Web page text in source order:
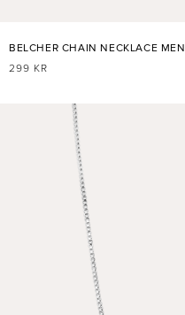
BELCHER CHAIN NECKLACE MEN
NORMALER
299 KR